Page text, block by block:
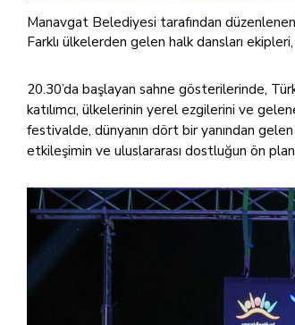
Manavgat Belediyesi tarafından
Farklı ülkelerden gelen halk dansları
20.30’da başlayan sahne gösterilerinde,
katılımcı, ülkelerinin yerel ezgilerini ve
festivalde, dünyanın dört bir yanından
etkileşimin ve uluslararası dostluğun ön